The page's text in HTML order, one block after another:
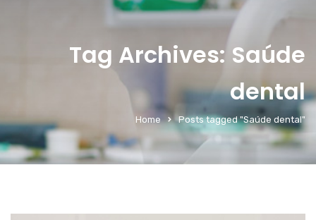
Tag Archives: Saúde
dental
Home Posts tagged "Saúde dental"